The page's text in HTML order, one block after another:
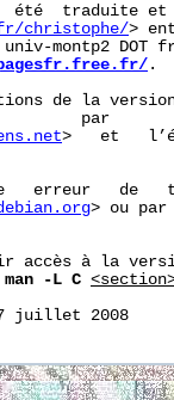
été  traduite
christophe/>
montp2 DOT
.
de la
par
>   et
erreur   de
> ou par
accès à la
man -L C